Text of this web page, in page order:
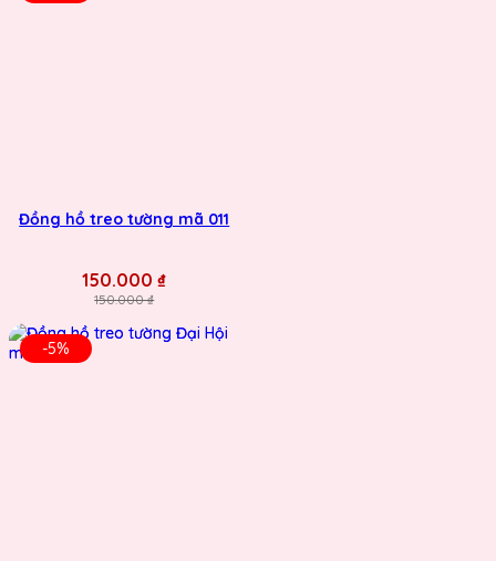
Đồng hồ treo tường mã 011
150.000 ₫
150.000 ₫
-5%